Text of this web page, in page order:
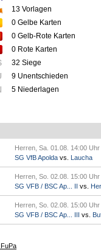
13 Vorlagen
0 Gelbe Karten
0 Gelb-Rote Karten
0 Rote Karten
32 Siege
9 Unentschieden
5 Niederlagen
Herren, Sa. 01.08. 14:00 Uhr
SG VfB Apolda vs. Laucha
Herren, So. 02.08. 15:00 Uhr
SG VFB / BSC Ap... II vs.
Herren, So. 02.08. 15:00 Uhr
SG VFB / BSC Ap... III vs.